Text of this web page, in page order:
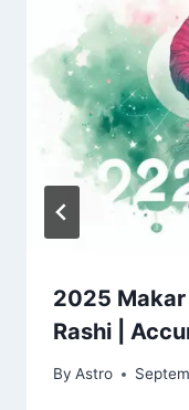
2025
Rashi |
By Astro